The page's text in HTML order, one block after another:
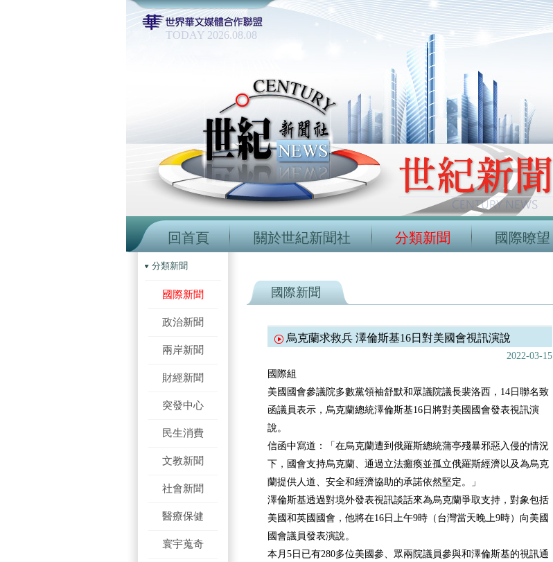
TODAY 2026.08.08
回首頁 關於世紀新聞社 分類新聞 國際暸望
分類新聞
國際新聞
政治新聞
兩岸新聞
財經新聞
突發中心
民生消費
文教新聞
社會新聞
醫療保健
寰宇蒐奇
國際新聞
烏克蘭求救兵 澤倫斯基16日對美國會視訊演說
2022-03-15
國際組
美國國會參議院多數黨領袖舒默和眾議院議長裴洛西，14日聯名致
函議員表示，烏克蘭總統澤倫斯基16日將對美國國會發表視訊演
說。
信函中寫道：「在烏克蘭遭到俄羅斯總統蒲亭殘暴邪惡入侵的情況
下，國會支持烏克蘭、通過立法癱瘓並孤立俄羅斯經濟以及為烏克
蘭提供人道、安全和經濟協助的承諾依然堅定。」
澤倫斯基透過對境外發表視訊談話來為烏克蘭爭取支持，對象包括
美國和英國國會，他將在16日上午9時（台灣當天晚上9時）向美國
國會議員發表演說。
本月5日已有280多位美國參、眾兩院議員參與和澤倫斯基的視訊通